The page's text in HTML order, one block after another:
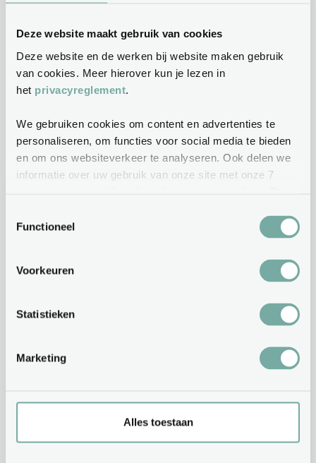
Deze website maakt gebruik van cookies
Deze website en de werken bij website maken gebruik
van cookies. Meer hierover kun je lezen in
het privacyreglement
We gebruiken cookies om content en advertenties te
personaliseren, om functies voor social media te bieden
en om ons websiteverkeer te analyseren. Ook delen we
informatie over uw gebruik van onze site met onze 7
andere informatie die u aan ze heeft verstrekt of die ze
hebben verzameld op basis van uw gebruik van hun
Functioneel
Voorkeuren
Statistieken
Marketing
Alles toestaan
Tarieven
Kinderopvangtoeslag
Veelgestelde vragen